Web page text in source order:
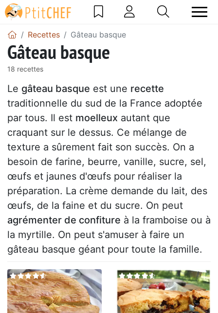
Recettes Gâteau basque
Gâteau basque
18 recettes
Le gâteau basque est une recette
traditionnelle du sud de la France adoptée
par tous. Il est moelleux autant que
craquant sur le dessus. Ce mélange de
texture a sûrement fait son succès. On a
besoin de farine, beurre, vanille, sucre, sel,
œufs et jaunes d'œufs pour réaliser la
préparation. La crème demande du lait, des
œufs, de la faine et du sucre. On peut
agrémenter de confiture à la framboise ou à
la myrtille. On peut s'amuser à faire un
gâteau basque géant pour toute la famille.